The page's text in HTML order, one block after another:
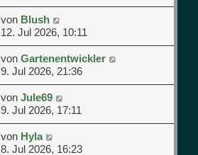
von Blush
12. Jul 2026, 10:11
von Gartenentwickler
9. Jul 2026, 21:36
von Jule69
9. Jul 2026, 17:11
von Hyla
8. Jul 2026, 16:23